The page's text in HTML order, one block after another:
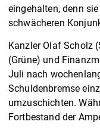
eingehalten, denn
schwächeren
Kanzler Olaf Scholz
(Grüne) und
Juli nach
Schuldenbremse
umzuschichten.
Fortbestand der